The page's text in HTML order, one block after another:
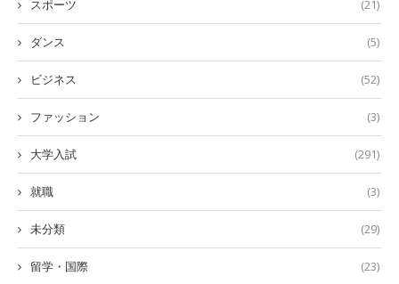
スポーツ (21)
ダンス (5)
ビジネス (52)
ファッション (3)
大学入試 (291)
就職 (3)
未分類 (29)
留学・国際 (23)